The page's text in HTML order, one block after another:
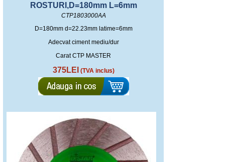
ROSTURI,D=180mm L=6mm
CTP1803000AA
D=180mm d=22.23mm latime=6mm
Adecvat ciment mediu/dur
Carat CTP MASTER
375LEI (TVA inclus)